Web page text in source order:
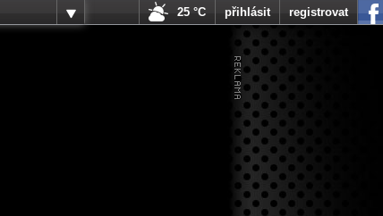
25 °C přihlásit registrovat